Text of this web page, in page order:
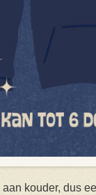
kouder, dus